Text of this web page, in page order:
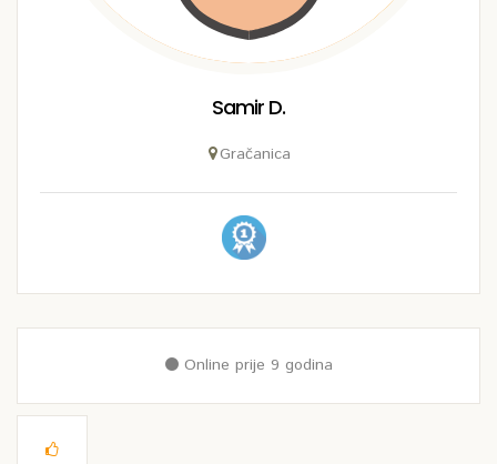
Samir D.
Gračanica
Online prije 9 godina